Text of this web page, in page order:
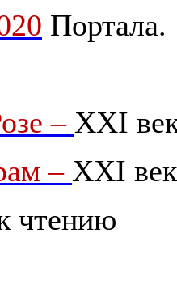
Портала.
– XXI
– XXI век
чтению